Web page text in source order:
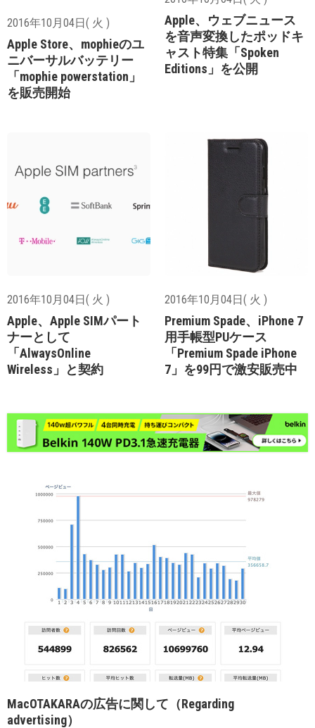
2016年10月04日( 火 )
Apple Store、mophieのユ
ニバーサルバッテリー
「mophie powerstation」
を販売開始
Apple、ウェブニュース
を音声変換したポッドキ
ャスト特集「Spoken
Editions」を公開
2016年10月04日( 火 )
Apple、Apple SIMパート
ナーとして
「AlwaysOnline
Wireless」と契約
2016年10月04日( 火 )
Premium Spade、iPhone 7
用手帳型PUケース
「Premium Spade iPhone
7」を99円で激安販売中
MacOTAKARAの広告に関して（Regarding
advertising）